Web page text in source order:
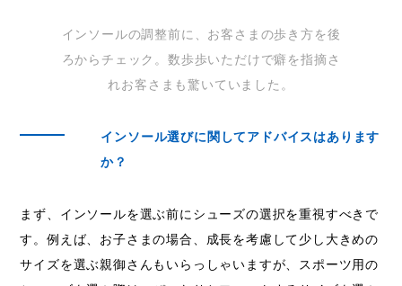
インソールの調整前に、お客さまの歩き方を後
ろからチェック。数歩歩いただけで癖を指摘さ
れお客さまも驚いていました。
インソール選びに関してアドバイスはあります
か？
まず、インソールを選ぶ前にシューズの選択を重視すべきで
す。例えば、お子さまの場合、成長を考慮して少し大きめの
サイズを選ぶ親御さんもいらっしゃいますが、スポーツ用の